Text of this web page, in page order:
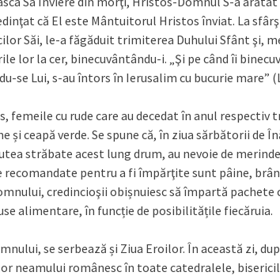
că El este Mântuitorul Hristos înviat. La
Săi, le-a făgăduit trimiterea Duhului Sfânt şi,
lor la cer, binecuvântându-i. „Şi pe când îi
se Lui, s-au întors în Ierusalim cu bucurie mare”
cu rude care au decedat în anul respectiv
și ceapă verde. Se spune că, în ziua sărbătorii de
străbate acest lung drum, au nevoie de
pentru a fi împărţite sunt pâine,
credincioşii obișnuiesc să împartă pachete
alimentare, în funcție de posibilitățile fiecăruia.
se serbează și Ziua Eroilor. În această zi,
neamului românesc în toate catedralele,